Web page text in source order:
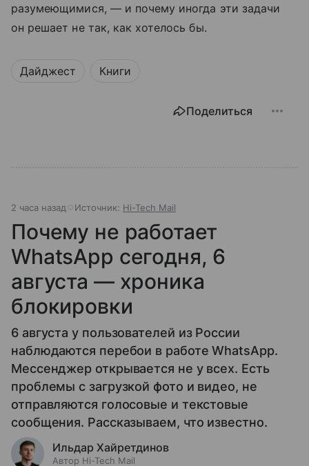
разумеющимися, — и почему иногда эти задачи
он решает не так, как хотелось бы.
Дайджест Книги
Поделиться
2 часа назад Источник: Hi-Tech Mail
Почему не работает
WhatsApp сегодня, 6
августа — хроника
блокировки
6 августа у пользователей из России
наблюдаются перебои в работе WhatsApp.
Мессенджер открывается не у всех. Есть
проблемы с загрузкой фото и видео, не
отправляются голосовые и текстовые
сообщения. Рассказываем, что известно.
Ильдар Хайретдинов
Автор Hi-Tech Mail